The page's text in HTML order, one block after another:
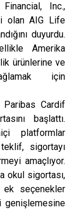
Inc.,
olan AIG Life
duyurdu.
Amerika
ürünlerine ve
için
Cardif
başlattı.
platformlar
sigortayı
amaçlıyor.
okul sigortası,
ek seçenekler
genişlemesine